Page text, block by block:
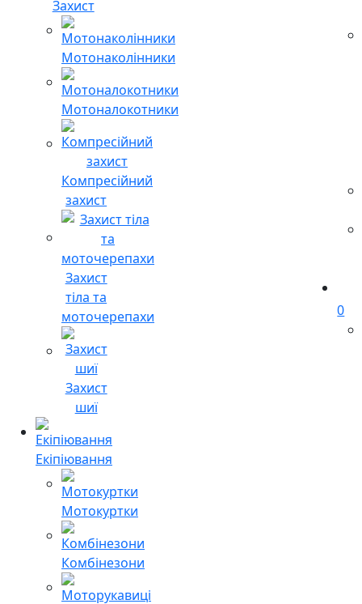
Захист
Мотонаколінники
Мотоналокотники
Компресійний
захист
Захист
тіла та
моточерепахи
Захист
шиї
Екіпіювання
Мотокуртки
Комбінезони
0